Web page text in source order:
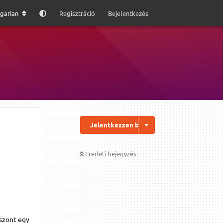
Regisztráció Bejelentkezés
Jelentkezzen be a válaszhoz
Eredeti bejegyzés
egy